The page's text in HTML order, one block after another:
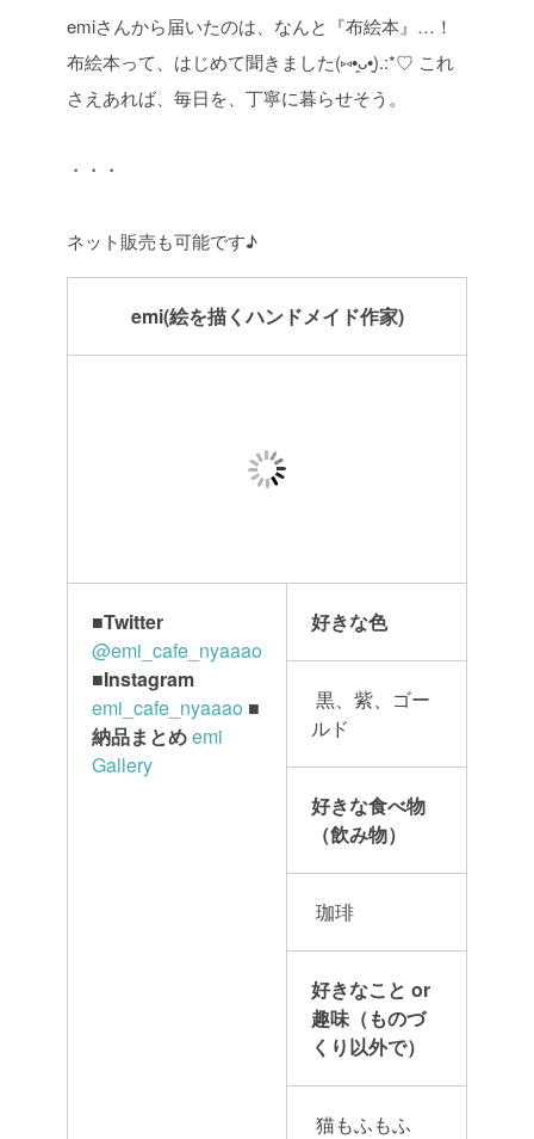
emiさんから届いたのは、なんと『布絵本』…！
布絵本って、はじめて聞きました(⑅•͈ᴗ•͈).:*♡ これ
さえあれば、毎日を、丁寧に暮らせそう。
・・・
ネット販売も可能です♪
emi(絵を描くハンドメイド作家)
■Twitter
@emi_cafe_nyaaao
■Instagram
emi_cafe_nyaaao ■
納品まとめemi
Gallery
好きな色
黒、紫、ゴー
ルド
好きな食べ物
（飲み物）
珈琲
好きなこと or
趣味（ものづ
くり以外で）
猫もふもふ